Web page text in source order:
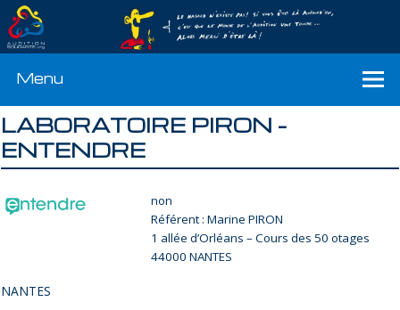
Menu
LABORATOIRE PIRON –
ENTENDRE
non
Référent : Marine PIRON
1 allée d’Orléans – Cours des 50 otages
44000 NANTES
NANTES